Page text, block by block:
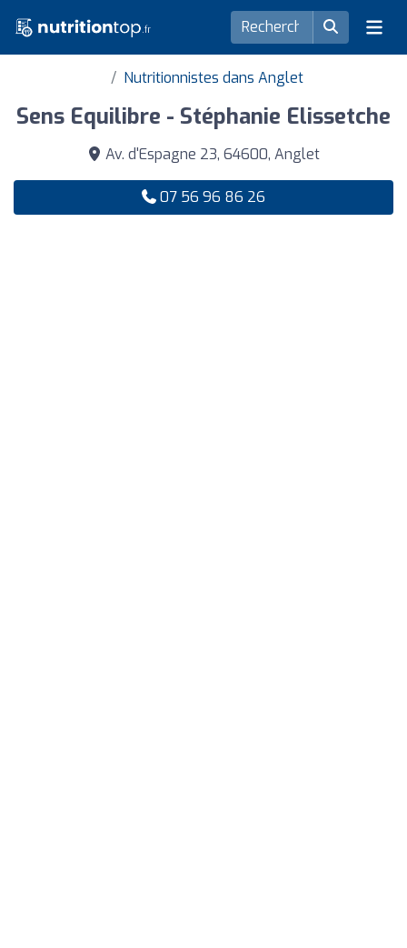
Nutritionnistes dans Anglet
Sens Equilibre - Stéphanie Elissetche
Av. d'Espagne 23, 64600, Anglet
07 56 96 86 26